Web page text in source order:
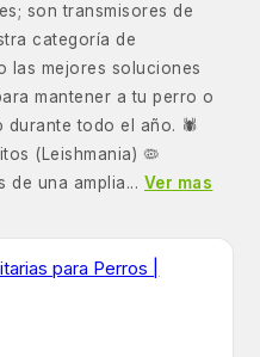
son transmisores de
categoría de
las mejores soluciones
mantener a tu perro o
durante todo el año. 🕷️
(Leishmania) 🦠
de una amplia... Ver mas